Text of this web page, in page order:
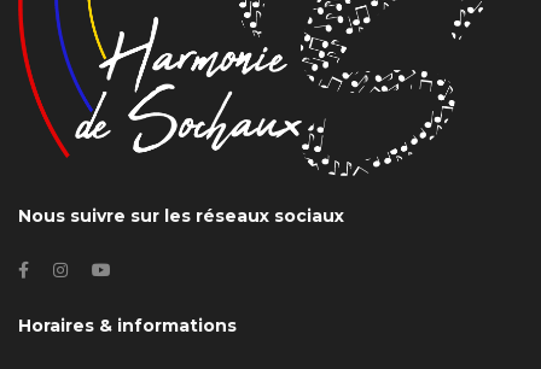
Nous suivre sur les réseaux sociaux
Horaires & informations